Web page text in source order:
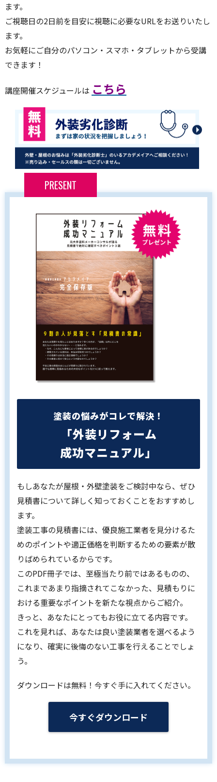
ます。
ご視聴日の2日前を目安に視聴に必要なURLをお送りいたし
ます。
お気軽にご自分のパソコン・スマホ・タブレットから受講
できます！
講座開催スケジュールは こちら
塗装の悩みがコレで解決！
「外装リフォーム
成功マニュアル」
もしあなたが屋根・外壁塗装をご検討中なら、ぜひ
見積書について詳しく知っておくことをおすすめし
ます。
塗装工事の見積書には、優良施工業者を見分けるた
めのポイントや適正価格を判断するための要素が散
りばめられているからです。
このPDF冊子では、至極当たり前ではあるものの、
これまであまり指摘されてこなかった、見積もりに
おける重要なポイントを新たな視点からご紹介。
きっと、あなたにとってもお役に立てる内容です。
これを見れば、あなたは良い塗装業者を選べるよう
になり、確実に後悔のない工事を行えることでしょ
う。
ダウンロードは無料！今すぐ手に入れてください。
今すぐダウンロード